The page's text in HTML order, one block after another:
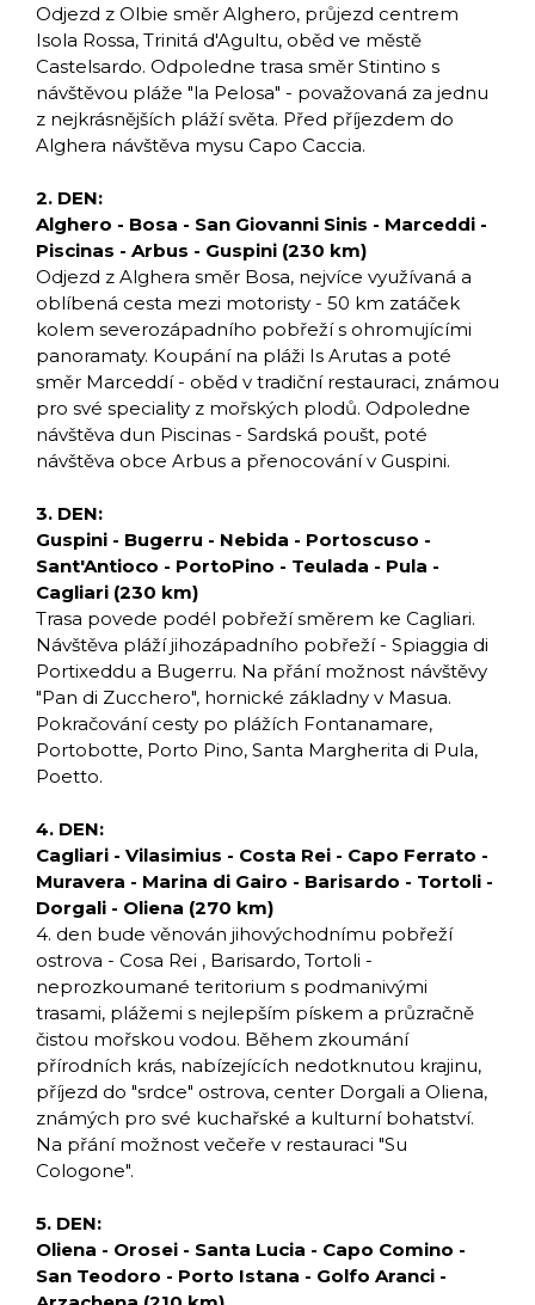
Odjezd z Olbie směr Alghero, průjezd centrem
Isola Rossa, Trinitá d'Agultu, oběd ve městě
Castelsardo. Odpoledne trasa směr Stintino s
návštěvou pláže "la Pelosa" - považovaná za jednu
z nejkrásnějších pláží světa. Před příjezdem do
Alghera návštěva mysu Capo Caccia.
2. DEN:
Alghero - Bosa - San Giovanni Sinis - Marceddi -
Piscinas - Arbus - Guspini (230 km)
Odjezd z Alghera směr Bosa, nejvíce využívaná a
oblíbená cesta mezi motoristy - 50 km zatáček
kolem severozápadního pobřeží s ohromujícími
panoramaty. Koupání na pláži Is Arutas a poté
směr Marceddí - oběd v tradiční restauraci, známou
pro své speciality z mořských plodů. Odpoledne
návštěva dun Piscinas - Sardská poušt, poté
návštěva obce Arbus a přenocování v Guspini.
3. DEN:
Guspini - Bugerru - Nebida - Portoscuso -
Sant'Antioco - PortoPino - Teulada - Pula -
Cagliari (230 km)
Trasa povede podél pobřeží směrem ke Cagliari.
Návštěva pláží jihozápadního pobřeží - Spiaggia di
Portixeddu a Bugerru. Na přání možnost návštěvy
"Pan di Zucchero", hornické základny v Masua.
Pokračování cesty po plážích Fontanamare,
Portobotte, Porto Pino, Santa Margherita di Pula,
Poetto.
4. DEN:
Cagliari - Vilasimius - Costa Rei - Capo Ferrato -
Muravera - Marina di Gairo - Barisardo - Tortoli -
Dorgali - Oliena (270 km)
4. den bude věnován jihovýchodnímu pobřeží
ostrova - Cosa Rei , Barisardo, Tortoli -
neprozkoumané teritorium s podmanivými
trasami, plážemi s nejlepším pískem a průzračně
čistou mořskou vodou. Během zkoumání
přírodních krás, nabízejících nedotknutou krajinu,
příjezd do "srdce" ostrova, center Dorgali a Oliena,
známých pro své kuchařské a kulturní bohatství.
Na přání možnost večeře v restauraci "Su
Cologone".
5. DEN:
Oliena - Orosei - Santa Lucia - Capo Comino -
San Teodoro - Porto Istana - Golfo Aranci -